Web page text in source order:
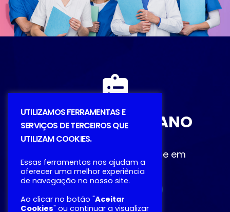
DESCUBRA O PLANO
Entre em contato ou clique em
Simulação
UTILIZAMOS FERRAMENTAS E
SERVIÇOS DE TERCEIROS QUE
UTILIZAM COOKIES.
Essas ferramentas nos ajudam a
oferecer uma melhor experiência
de navegação no nosso site.
Ao clicar no botão "Aceitar
Cookies" ou continuar a visualizar